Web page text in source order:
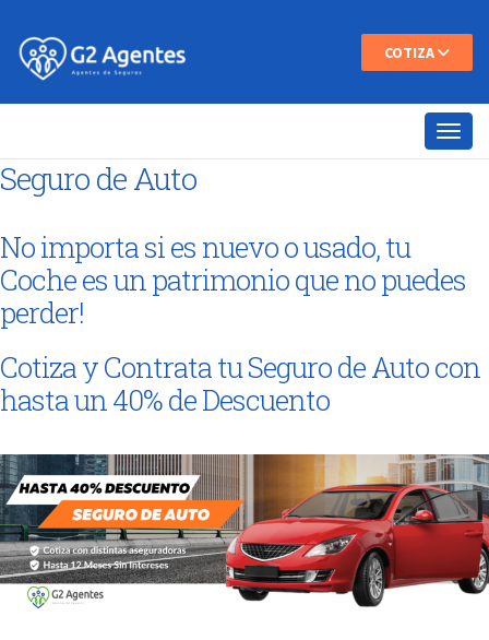
COTIZA
Seguro de Auto
No importa si es nuevo o usado, tu
Coche es un patrimonio que no puedes
perder!
Cotiza y Contrata tu Seguro de Auto con
hasta un 40% de Descuento